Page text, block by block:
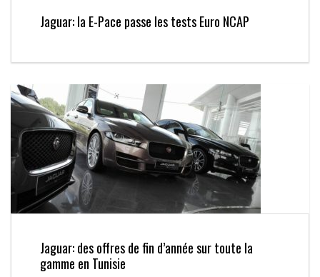
Jaguar: la E-Pace passe les tests Euro NCAP
Jaguar: des offres de fin d’année sur toute la
gamme en Tunisie